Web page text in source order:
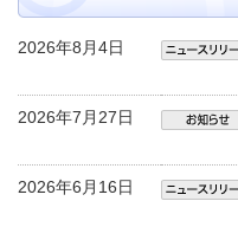
2026年8月4日
2026年7月27日
2026年6月16日